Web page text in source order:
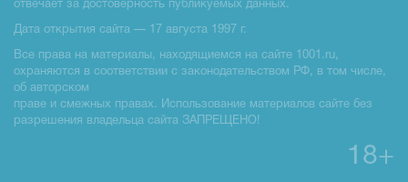
отвечает за достоверность публикуемых данных.
Дата открытия сайта — 17 августа 1997 г.
Все права на материалы, находящиемся на сайте 1001.ru,
охраняются в соответствии с законодательством РФ, в том числе,
об авторском
праве и смежных правах. Использование материалов сайте без
разрешения владельца сайта ЗАПРЕЩЕНО!
18+